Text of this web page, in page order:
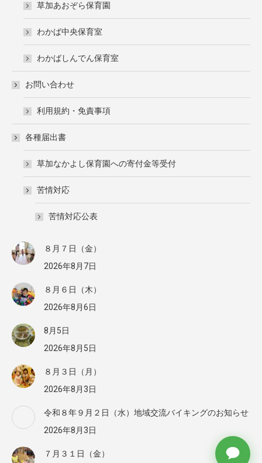
草加あおぞら保育園
わかば中央保育室
わかばしんでん保育室
お問い合わせ
利用規約・免責事項
各種届出書
草加なかよし保育園への寄付金等受付
苦情対応
苦情対応公表
８月７日（金）
2026年8月7日
８月６日（木）
2026年8月6日
8月5日
2026年8月5日
８月３日（月）
2026年8月3日
令和８年９月２日（水）地域交流バイキングのお知らせ
2026年8月3日
７月３１日（金）